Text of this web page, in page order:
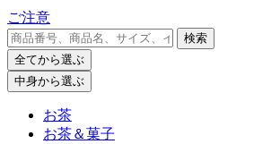
ご注意
検索
全てから選ぶ
中身から選ぶ
お茶
お茶＆菓子